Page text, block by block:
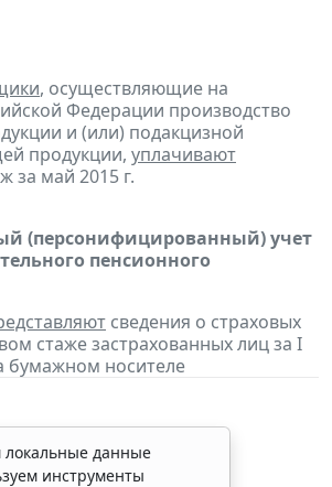
, осуществляющие на
Федерации производство
и (или) подакцизной
продукции, уплачивают
за май 2015 г.
(персонифицированный) учет
пенсионного
сведения о страховых
стаже застрахованных лиц за I
бумажном носителе
данные
инструменты